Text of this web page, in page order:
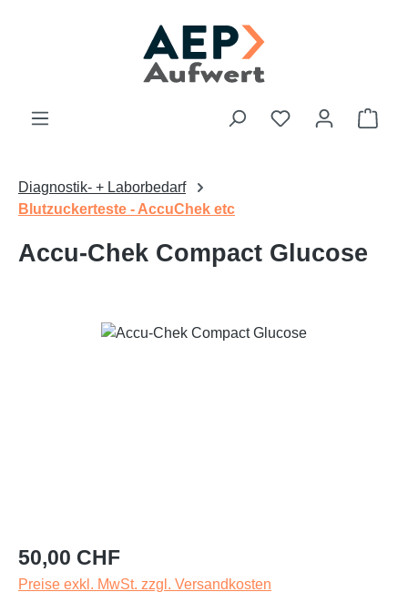
Du hast 0
Diagnostik- + Laborbedarf
Blutzuckerteste - AccuChek etc
Accu-Chek Compact Glucose
Bildergalerie überspringen
Regulärer Preis:
50,00 CHF
Preise exkl. MwSt. zzgl. Versandkosten